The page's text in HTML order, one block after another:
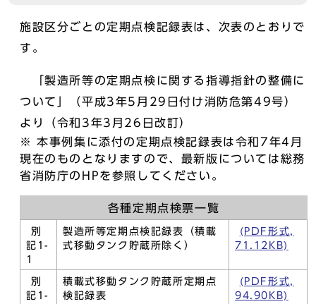
施設区分ごとの定期点検記録表は、次表のとおりで
す。
「製造所等の定期点検に関する指導指針の整備に
ついて」（平成3年5月29日付け消防危第49号）
より（令和3年3月26日改訂）
※ 本事例集に添付の定期点検記録表は令和7年4月
現在のものとなりますので、最新版については総務
省消防庁のHPを参照してください。
各種定期点検票一覧
別
記1-
1
製造所等定期点検記録表（積載
式移動タンク貯蔵所除く）
(PDF形式,
71.12KB)
別
記1-
積載式移動タンク貯蔵所定期点
検記録表
(PDF形式,
94.90KB)